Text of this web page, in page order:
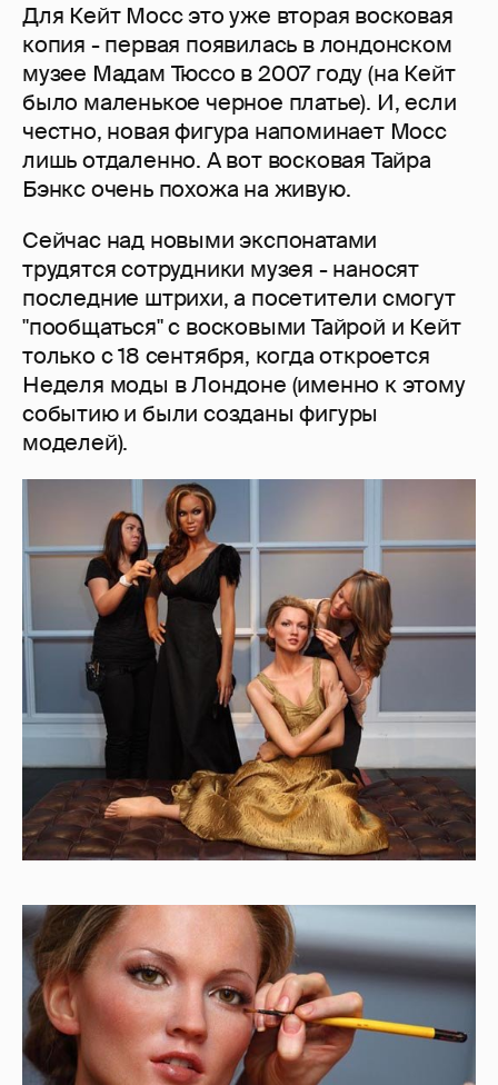
Для Кейт Мосс это уже вторая восковая
копия - первая появилась в лондонском
музее Мадам Тюссо в 2007 году (на Кейт
было маленькое черное платье). И, если
честно, новая фигура напоминает Мосс
лишь отдаленно. А вот восковая Тайра
Бэнкс очень похожа на живую.
Сейчас над новыми экспонатами
трудятся сотрудники музея - наносят
последние штрихи, а посетители смогут
"пообщаться" с восковыми Тайрой и Кейт
только с 18 сентября, когда откроется
Неделя моды в Лондоне (именно к этому
событию и были созданы фигуры
моделей).